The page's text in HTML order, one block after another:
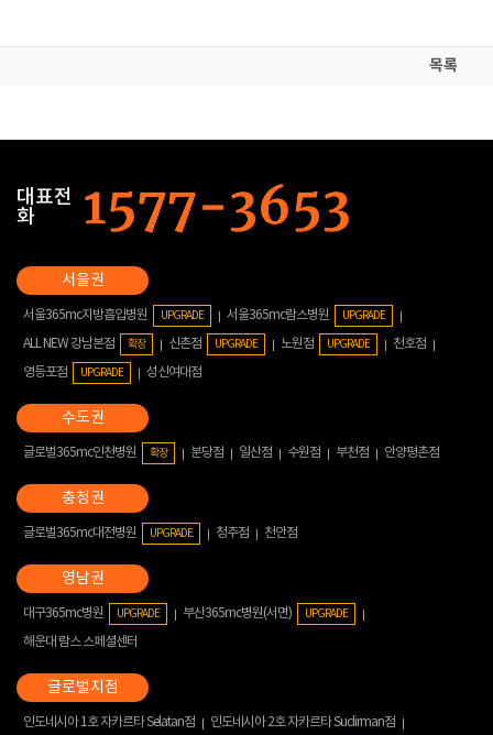
목록
대표전
화
서울365mc지방흡입병원 UPGRADE 서울365mc람스병원 UPGRADE
ALL NEW 강남본점 확장 신촌점 UPGRADE 노원점 UPGRADE
천호점
영등포점
UPGRADE 성신여대점
글로벌365mc인천병원 확장 분당점 일산점 수원점 부천점 안양평촌점
글로벌365mc대전병원 UPGRADE 청주점 천안점
대구365mc병원 UPGRADE 부산365mc병원(서면) UPGRADE
해운대 람스 스페셜센터
인도네시아 1호 자카르타 Selatan점
인도네시아 2호 자카르타 Sudirman점